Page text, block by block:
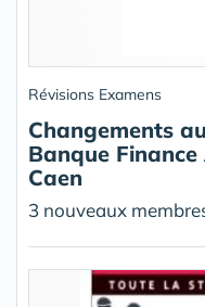
Révisions Examens
Changements
Banque
Caen
3 nouveaux